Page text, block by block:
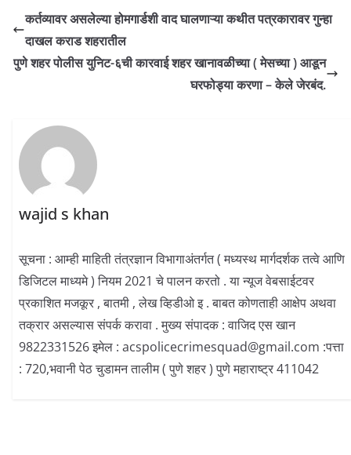
कर्तव्यावर असलेल्या होमगार्डशी वाद घालणाऱ्या कथीत पत्रकारावर गुन्हा
दाखल कराड शहरातील
पुणे शहर पोलीस युनिट-६ची कारवाई शहर खानावळीच्या ( मेसच्या ) आडून
घरफोड्या करणा – केले जेरबंद.
wajid s khan
सूचना : आम्ही माहिती तंत्रज्ञान विभागाअंतर्गत ( मध्यस्थ मार्गदर्शक तत्वे आणि
डिजिटल माध्यमे ) नियम 2021 चे पालन करतो . या न्यूज वेबसाईटवर
प्रकाशित मजकूर , बातमी , लेख व्हिडीओ इ . बाबत कोणताही आक्षेप अथवा
तक्रार असल्यास संपर्क करावा . मुख्य संपादक : वाजिद एस खान
9822331526 इमेल : acspolicecrimesquad@gmail.com :पत्ता
: 720,भवानी पेठ चुडामन तालीम ( पुणे शहर ) पुणे महाराष्ट्र 411042